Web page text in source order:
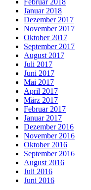
Februar 2018
Januar 2018
Dezember 2017
November 2017
Oktober 2017
September 2017
August 2017
Juli 2017
Juni 2017
Mai 2017
April 2017
März 2017
Februar 2017
Januar 2017
Dezember 2016
November 2016
Oktober 2016
September 2016
August 2016
Juli 2016
Juni 2016